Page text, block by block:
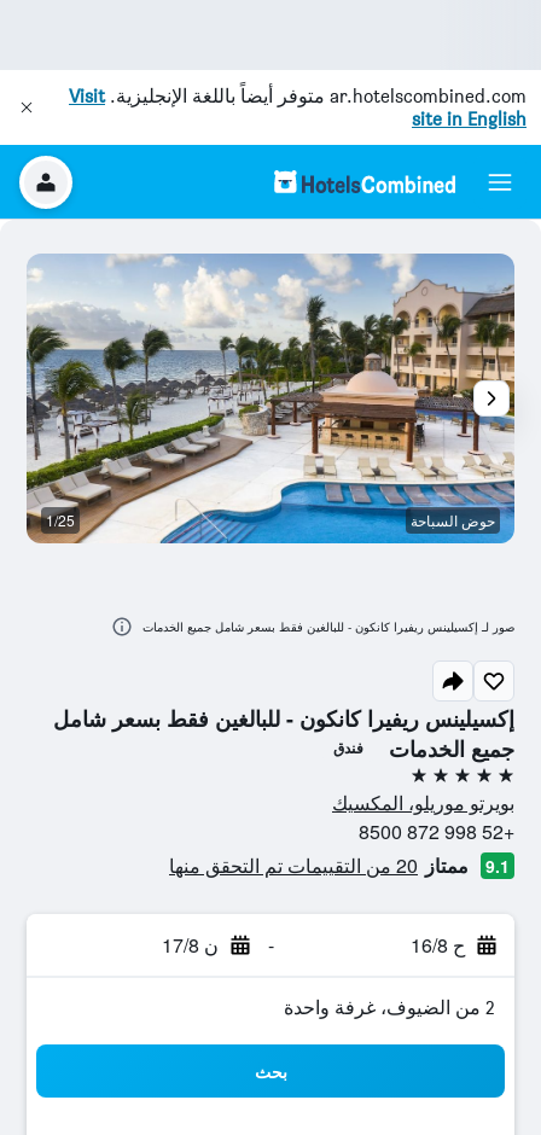
ar.hotelscombined.com متوفر أيضاً باللغة الإنجليزية.Visit
site in English
إكسيلينس ريفيرا كانكون - للبالغين فقط بسعر شامل
جميع الخدمات
فندق
5 نجوم
بويرتو موريلو، المكسيك
+52 998 872 8500
9.1 ممتاز 20 من التقييمات تم التحقق منها
ح 16/8 - ن 17/8
2 من الضيوف، غرفة واحدة
بحث
حوض السباحة 1/25
صور لـ إكسيلينس ريفيرا كانكون - للبالغين فقط بسعر شامل جميع الخدمات